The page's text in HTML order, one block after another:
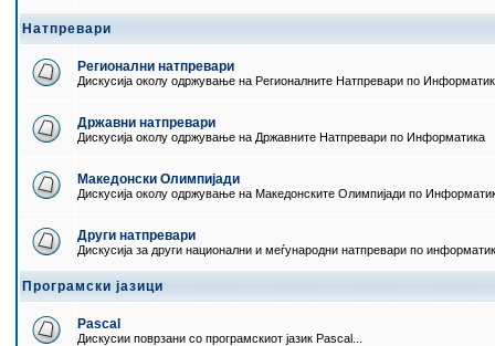
Натпревари
Регионални натпревари
Дискусија околу одржување на Регионалните Натпревари по
Државни натпревари
Дискусија околу одржување на Државните Натпревари по Информатика
Македонски Олимпијади
Дискусија околу одржување на Македонските Олимпијади по
Други натпревари
Дискусија за други национални и меѓународни натпревари по
Програмски јазици
Pascal
Дискусии поврзани со програмскиот јазик Pascal...